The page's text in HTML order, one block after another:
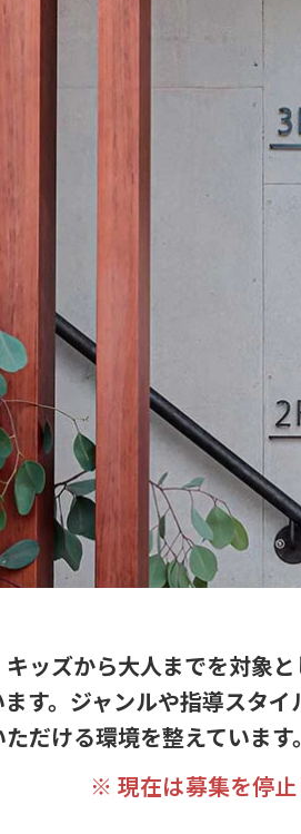
ッズから大人までを対象
す。ジャンルや指導スタ
だける環境を整えています。
※ 現在は募集を停